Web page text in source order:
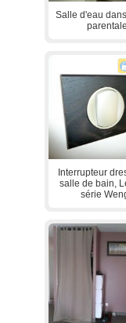
Salle d'eau
parentale
Interrupteur
salle de bain,
série